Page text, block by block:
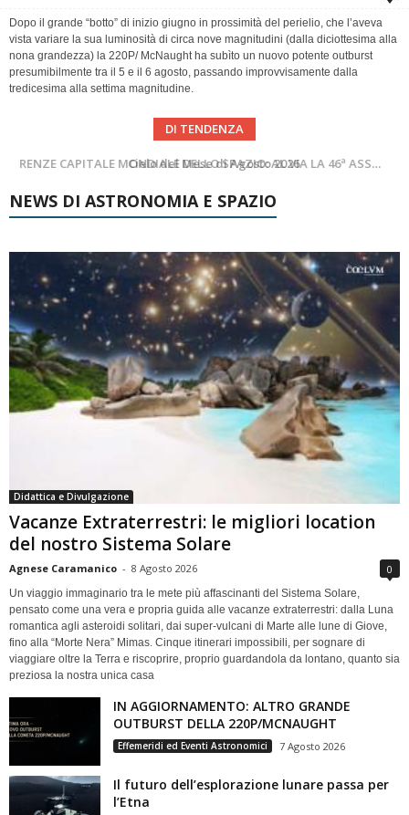
Dopo il grande “botto” di inizio giugno in prossimità del perielio, che l’aveva
vista variare la sua luminosità di circa nove magnitudini (dalla diciottesima alla
nona grandezza) la 220P/ McNaught ha subìto un nuovo potente outburst
presumibilmente tra il 5 e il 6 agosto, passando improvvisamente dalla
tredicesima alla settima magnitudine.
DI TENDENZA
Cielo del Mese di Agosto 2026
SUPERNOVAE aggiornamenti del mese – Agosto 2026
NEWS DI ASTRONOMIA E SPAZIO
Didattica e Divulgazione
Vacanze Extraterrestri: le migliori location
del nostro Sistema Solare
Agnese Caramanico - 8 Agosto 2026 0
Un viaggio immaginario tra le mete più affascinanti del Sistema Solare,
pensato come una vera e propria guida alle vacanze extraterrestri: dalla Luna
romantica agli asteroidi solitari, dai super-vulcani di Marte alle lune di Giove,
fino alla “Morte Nera” Mimas. Cinque itinerari impossibili, per sognare di
viaggiare oltre la Terra e riscoprire, proprio guardandola da lontano, quanto sia
preziosa la nostra unica casa
IN AGGIORNAMENTO: ALTRO GRANDE
OUTBURST DELLA 220P/MCNAUGHT
Effemeridi ed Eventi Astronomici 7 Agosto 2026
Il futuro dell’esplorazione lunare passa per
l’Etna